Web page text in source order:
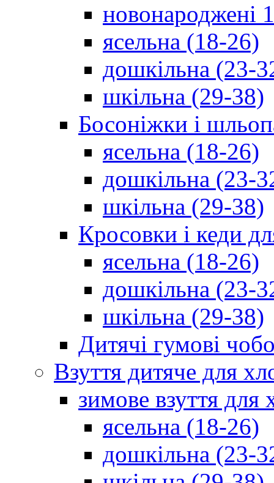
новонароджені
ясельна (18-26)
дошкільна (23-
шкільна (29-38)
Босоніжки і
ясельна (18-26)
дошкільна (23-
шкільна (29-38)
Кросовки і кеди
ясельна (18-26)
дошкільна (23-
шкільна (29-38)
Дитячі гумові
Взуття дитяче для
зимове взуття для
ясельна (18-26)
дошкільна (23-